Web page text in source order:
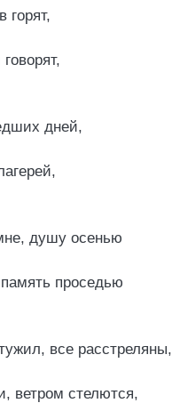
горят,
дней,
душу осенью
проседью
все расстреляны,
ветром стелются,